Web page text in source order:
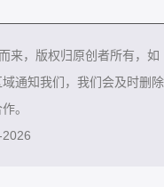
来，版权归原创者所有，如
通知我们，我们会及时删除
。